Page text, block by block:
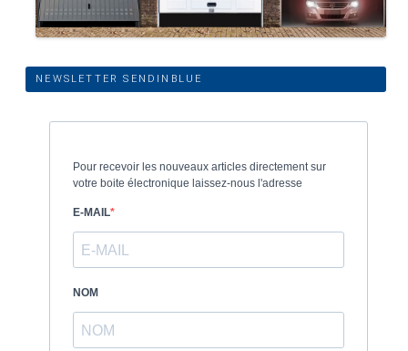
NEWSLETTER SENDINBLUE